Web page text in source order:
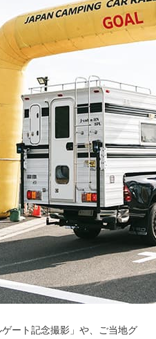
ート記念撮影」や、ご当地グ